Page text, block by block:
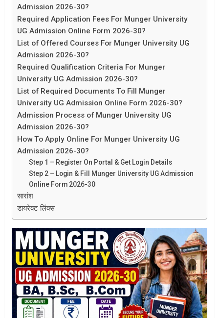
Admission 2026-30?
Required Application Fees For Munger University
UG Admission Online Form 2026-30?
List of Offered Courses For Munger University UG
Admission 2026-30?
Required Qualification Criteria For Munger
University UG Admission 2026-30?
List of Required Documents To Fill Munger
University UG Admission Online Form 2026-30?
Admission Process of Munger University UG
Admission 2026-30?
How To Apply Online For Munger University UG
Admission 2026-30?
Step 1 – Register On Portal & Get Login Details
Step 2 – Login & Fill Munger University UG Admission
Online Form 2026-30
सारांश
डायरेक्ट लिंक्स